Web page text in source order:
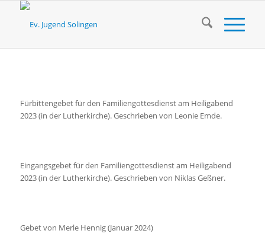
Fürbittengebet für den Familiengottesdienst am Heiligabend
2023 (in der Lutherkirche). Geschrieben von Leonie Emde.
Eingangsgebet für den Familiengottesdienst am Heiligabend
2023 (in der Lutherkirche). Geschrieben von Niklas Geßner.
Gebet von Merle Hennig (Januar 2024)